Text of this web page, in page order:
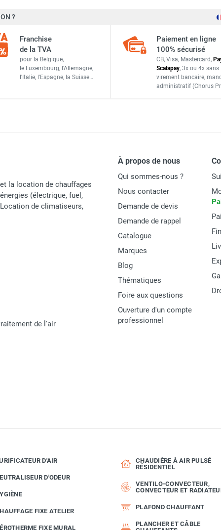
58/55 W
3,9 m
Anti-retour
90 l/h à une hauteur de refoulement de 3 m
?
Franchise
de la TVA
pour la Belgique,
le Luxembourg, l'Allemagne,
l'Italie, l'Espagne, la Suisse…
Paiement en ligne
100% sécurisé
CB, Visa, Mastercard,
Scalapay, 3x ou 4x sans
virement bancaire,
administratif (Chorus
la location de chauffages
(électrique, fuel,
de climatiseurs,
de l'air
À propos de nous
Qui sommes-nous ?
Nous contacter
Demande de devis
Demande de rappel
Catalogue
Marques
Blog
Thématiques
Foire aux questions
Ouverture d'un compte
professionnel
D'AIR
D'ODEUR
FIXE ATELIER
FIXE MURAL
CHAUDIÈRE À AIR PULSÉ
RÉSIDENTIEL
VENTILO-CONVECTEUR,
CONVECTEUR ET
PLAFOND CHAUFFANT
PLANCHER ET CÂBLE